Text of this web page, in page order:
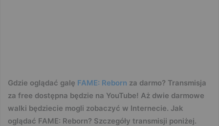
Gdzie oglądać galę FAME: Reborn za darmo? Transmisja
za free dostępna będzie na YouTube! Aż dwie darmowe
walki będziecie mogli zobaczyć w Internecie. Jak
oglądać FAME: Reborn? Szczegóły transmisji poniżej.